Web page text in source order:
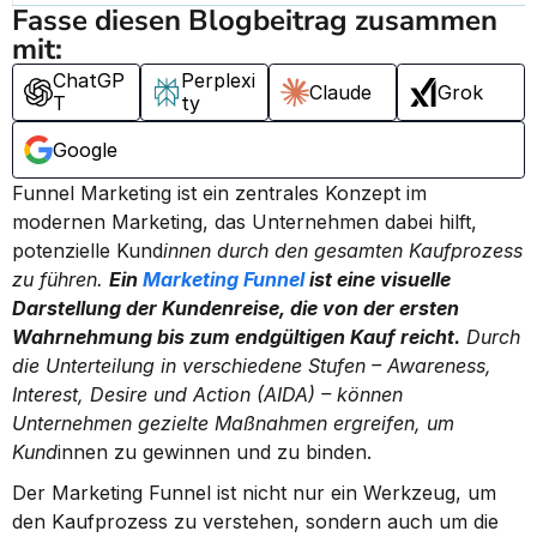
Fasse diesen Blogbeitrag zusammen
mit:
ChatGP
T
Perplexi
ty
Claude Grok
Google
Funnel Marketing ist ein zentrales Konzept im
modernen Marketing, das Unternehmen dabei hilft,
potenzielle Kundinnen durch den gesamten Kaufprozess
zu führen. Ein Marketing Funnel ist eine visuelle
Darstellung der Kundenreise, die von der ersten
Wahrnehmung bis zum endgültigen Kauf reicht. Durch
die Unterteilung in verschiedene Stufen – Awareness,
Interest, Desire und Action (AIDA) – können
Unternehmen gezielte Maßnahmen ergreifen, um
Kundinnen zu gewinnen und zu binden.
Der Marketing Funnel ist nicht nur ein Werkzeug, um
den Kaufprozess zu verstehen, sondern auch um die